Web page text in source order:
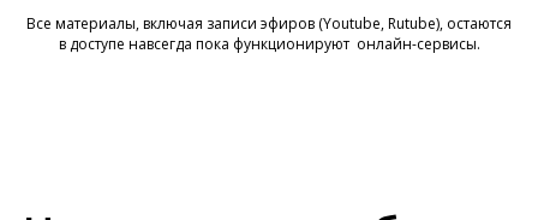
Все материалы, включая записи эфиров (Youtube, Rutube), остаются
в доступе навсегда пока функционируют онлайн-сервисы.